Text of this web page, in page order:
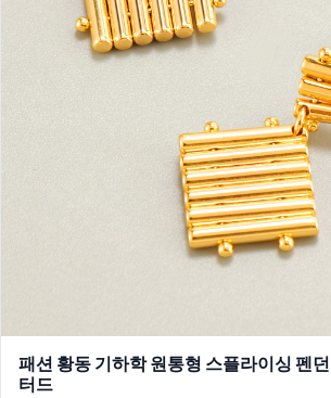
패션 황동 기하학 원통형 스플라이싱 펜
터드